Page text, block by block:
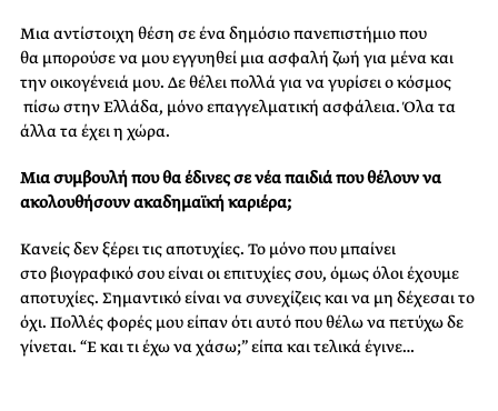
​Μιααντίστοιχη θέση σεένα​δημόσιοπανεπιστήμιο​που
θα μπορούσε να μου εγγυηθεί μιαασφαλή​ ζωή για μένα και
τηνοικογένειά μου. Δε θέλει πολλά για να γυρίσει οκόσμος​
πίσω στηνΕλλάδα​, μόνο επαγγελματική ασφάλεια​.Όλα τα
άλλα τα έχει η χώρα.​
Μιασυμβουλή​που θα έδινες σε νέα παιδιά που θέλουν να
ακολουθήσουν ακαδημαϊκήκαριέρα;​
Κανείς δεν ξέρει τις αποτυχίες. Το μόνο​που μπαίνει
στο βιογραφικό σου είναι οι επιτυχίες σου, ​όμως όλοιέχουμε
αποτυχίες. Σημαντικό είναι να συνεχίζεις και να μη δέχεσαι το
όχι. Πολλές φορές μου είπαν ότι αυτό που θέλω να πετύχω δε
γίνεται. “Ε καιτιέχω να χάσω;” είπα και τελικά έγινε… ​